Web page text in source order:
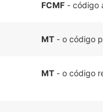
FCMF - código
MT - o código
MT - o código